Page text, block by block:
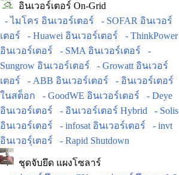
อินเวอร์เตอร์ On-Grid
- ไมโคร อินเวอร์เตอร์
- SOFAR อินเวอร์
เตอร์
- Huawei อินเวอร์เตอร์
- ThinkPower
อินเวอร์เตอร์
- SMA อินเวอร์เตอร์
-
Sungrow อินเวอร์เตอร์
- Growatt อินเวอร์
เตอร์
- ABB อินเวอร์เตอร์
- อินเวอร์เตอร์
ในสต็อก
- GoodWE อินเวอร์เตอร์
- Deye
อินเวอร์เตอร์
- อินเวอร์เตอร์ Hybrid
- Solis
อินเวอร์เตอร์
- infosat อินเวอร์เตอร์
- invt
อินเวอร์ฺเตอร์
- Rapid Shutdown
ชุดจับยึด แผงโซลาร์